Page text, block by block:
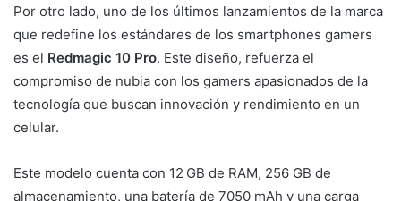
Por otro lado, uno de los últimos lanzamientos de la marca
que redefine los estándares de los smartphones gamers
es el Redmagic 10 Pro. Este diseño, refuerza el
compromiso de nubia con los gamers apasionados de la
tecnología que buscan innovación y rendimiento en un
celular.
Este modelo cuenta con 12 GB de RAM, 256 GB de
almacenamiento, una batería de 7050 mAh y una carga